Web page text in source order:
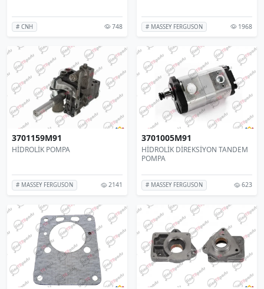
# CNH 748 # MASSEY FERGUSON 1968
3701159M91
HİDROLİK POMPA
# MASSEY FERGUSON 2141
3701005M91
HİDROLİK DİREKSİYON TANDEM
POMPA
# MASSEY FERGUSON 623